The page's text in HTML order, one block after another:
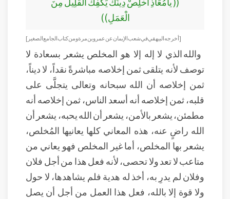
الْعَمَلِ))
[ أخرجه البيهقي في شعب الإيمان عن عمرو بن مرة ومن كتاب الجامع الصغير]
والله الذي لا إله إلا هو المخلص يشعر بسعادة لا
توصف لأنه يتلقى ثمن إخلاصه مباشرةً نقداً، لا ديناً،
ثمن إخلاصه أن الله سبحانه وتعالى يتجلَّى على
قلبه، ثمن إخلاصه أنه أسعد الناس، ثمن إخلاصه أنه
مطمئن، يشعر بالأمن، يشعر أن الله يحبه، يشعر أن
الله راضٍ عنه، هذه المعاني كلها يعانيها المُخلص،
يشعر بها المخلص، أما غير المخلص فهو يعاني من
متاعب لا تعد ولا تحصى، لأنه فعل هذا من أجل فلان
وفلان لم يدرِ به، أخذ له هدية فلم يشاهدها، لا حول
ولا قوة إلا بالله، فعل هذا العمل من أجل أن يصل